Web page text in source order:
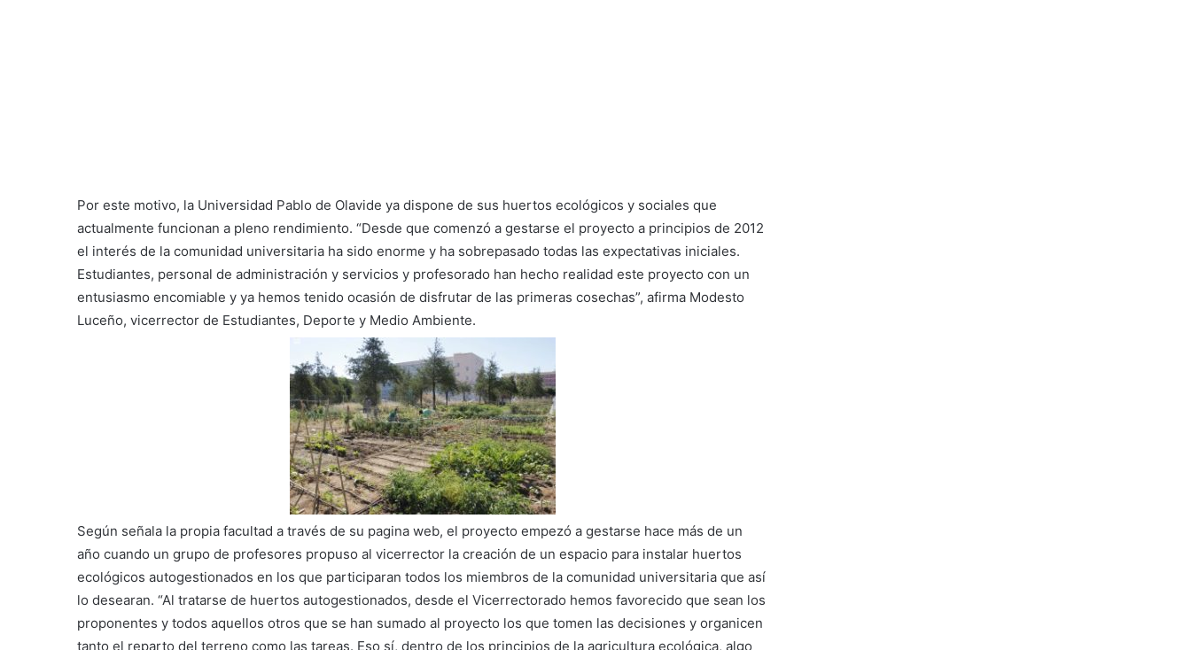
Por este motivo, la Universidad Pablo de Olavide ya dispone de sus huertos ecológicos y sociales que
actualmente funcionan a pleno rendimiento. “Desde que comenzó a gestarse el proyecto a principios de 2012
el interés de la comunidad universitaria ha sido enorme y ha sobrepasado todas las expectativas iniciales.
Estudiantes, personal de administración y servicios y profesorado han hecho realidad este proyecto con un
entusiasmo encomiable y ya hemos tenido ocasión de disfrutar de las primeras cosechas”, afirma Modesto
Luceño, vicerrector de Estudiantes, Deporte y Medio Ambiente.
Según señala la propia facultad a través de su pagina web, el proyecto empezó a gestarse hace más de un
año cuando un grupo de profesores propuso al vicerrector la creación de un espacio para instalar huertos
ecológicos autogestionados en los que participaran todos los miembros de la comunidad universitaria que así
lo desearan. “Al tratarse de huertos autogestionados, desde el Vicerrectorado hemos favorecido que sean los
proponentes y todos aquellos otros que se han sumado al proyecto los que tomen las decisiones y organicen
tanto el reparto del terreno como las tareas. Eso sí, dentro de los principios de la agricultura ecológica, algo